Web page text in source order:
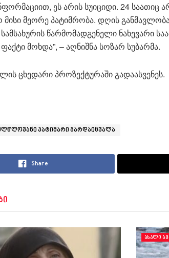
ეს არის სუიციდი. 24 საათიც
მისი მეორე პატიმრობა. დღის
წარმომადგენელი ნახევარი
მოხდა”, – აღნიშნა სოზარ სუბარმა.
ცხედარი პროზექტურაში გადაასვენეს.
პატიმარი გარდაიცვალა
Share
ᲐᲮᲐᲚᲘ